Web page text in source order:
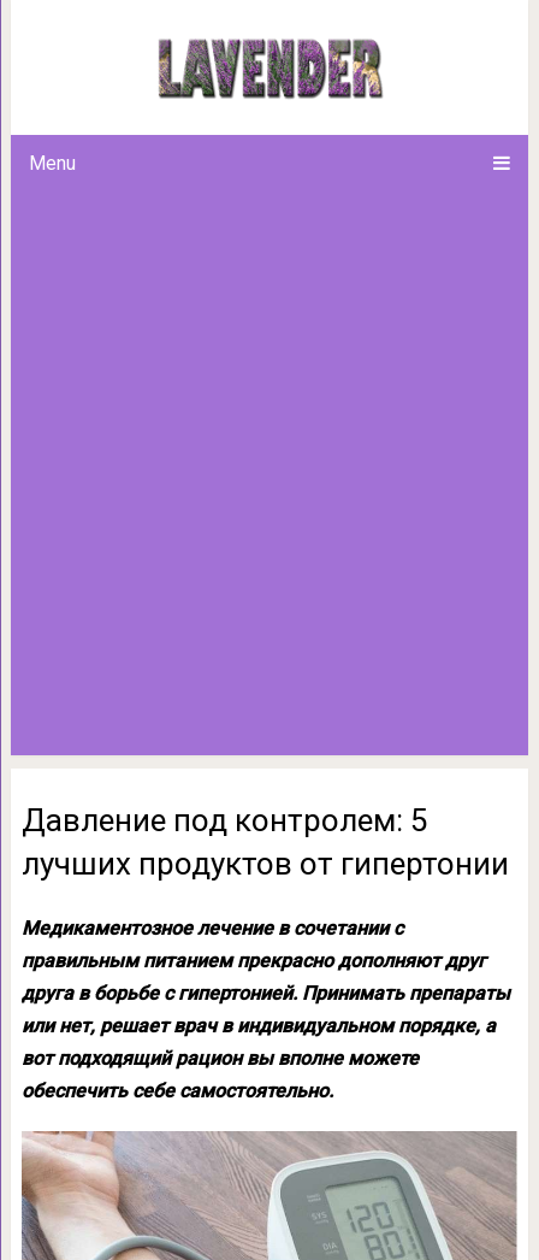
Menu
Давление под контролем: 5
Давление под контролем: 5
лучших продуктов от гипертонии
Медикаментозное лечение в сочетании с
правильным питанием прекрасно дополняют друг
друга в борьбе с гипертонией. Принимать препараты
или нет, решает врач в индивидуальном порядке, а
вот подходящий рацион вы вполне можете
обеспечить себе самостоятельно.